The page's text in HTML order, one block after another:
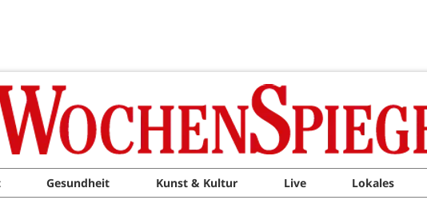
Gesundheit Kunst & Kultur Live Lokales